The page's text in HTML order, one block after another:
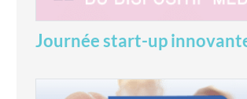
Journée start-up